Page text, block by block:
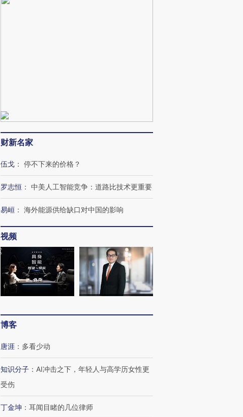
财新名家
伍戈 ： 停不下来的价格？
罗志恒 ： 中美人工智能竞争：道路比技术更重要
易峘 ： 海外能源供给缺口对中国的影响
视频
博客
唐涯 ： 多看少动
知识分子 ： AI冲击之下，年轻人与高学历女性更
受伤
丁金坤 ： 耳闻目睹的几位律师